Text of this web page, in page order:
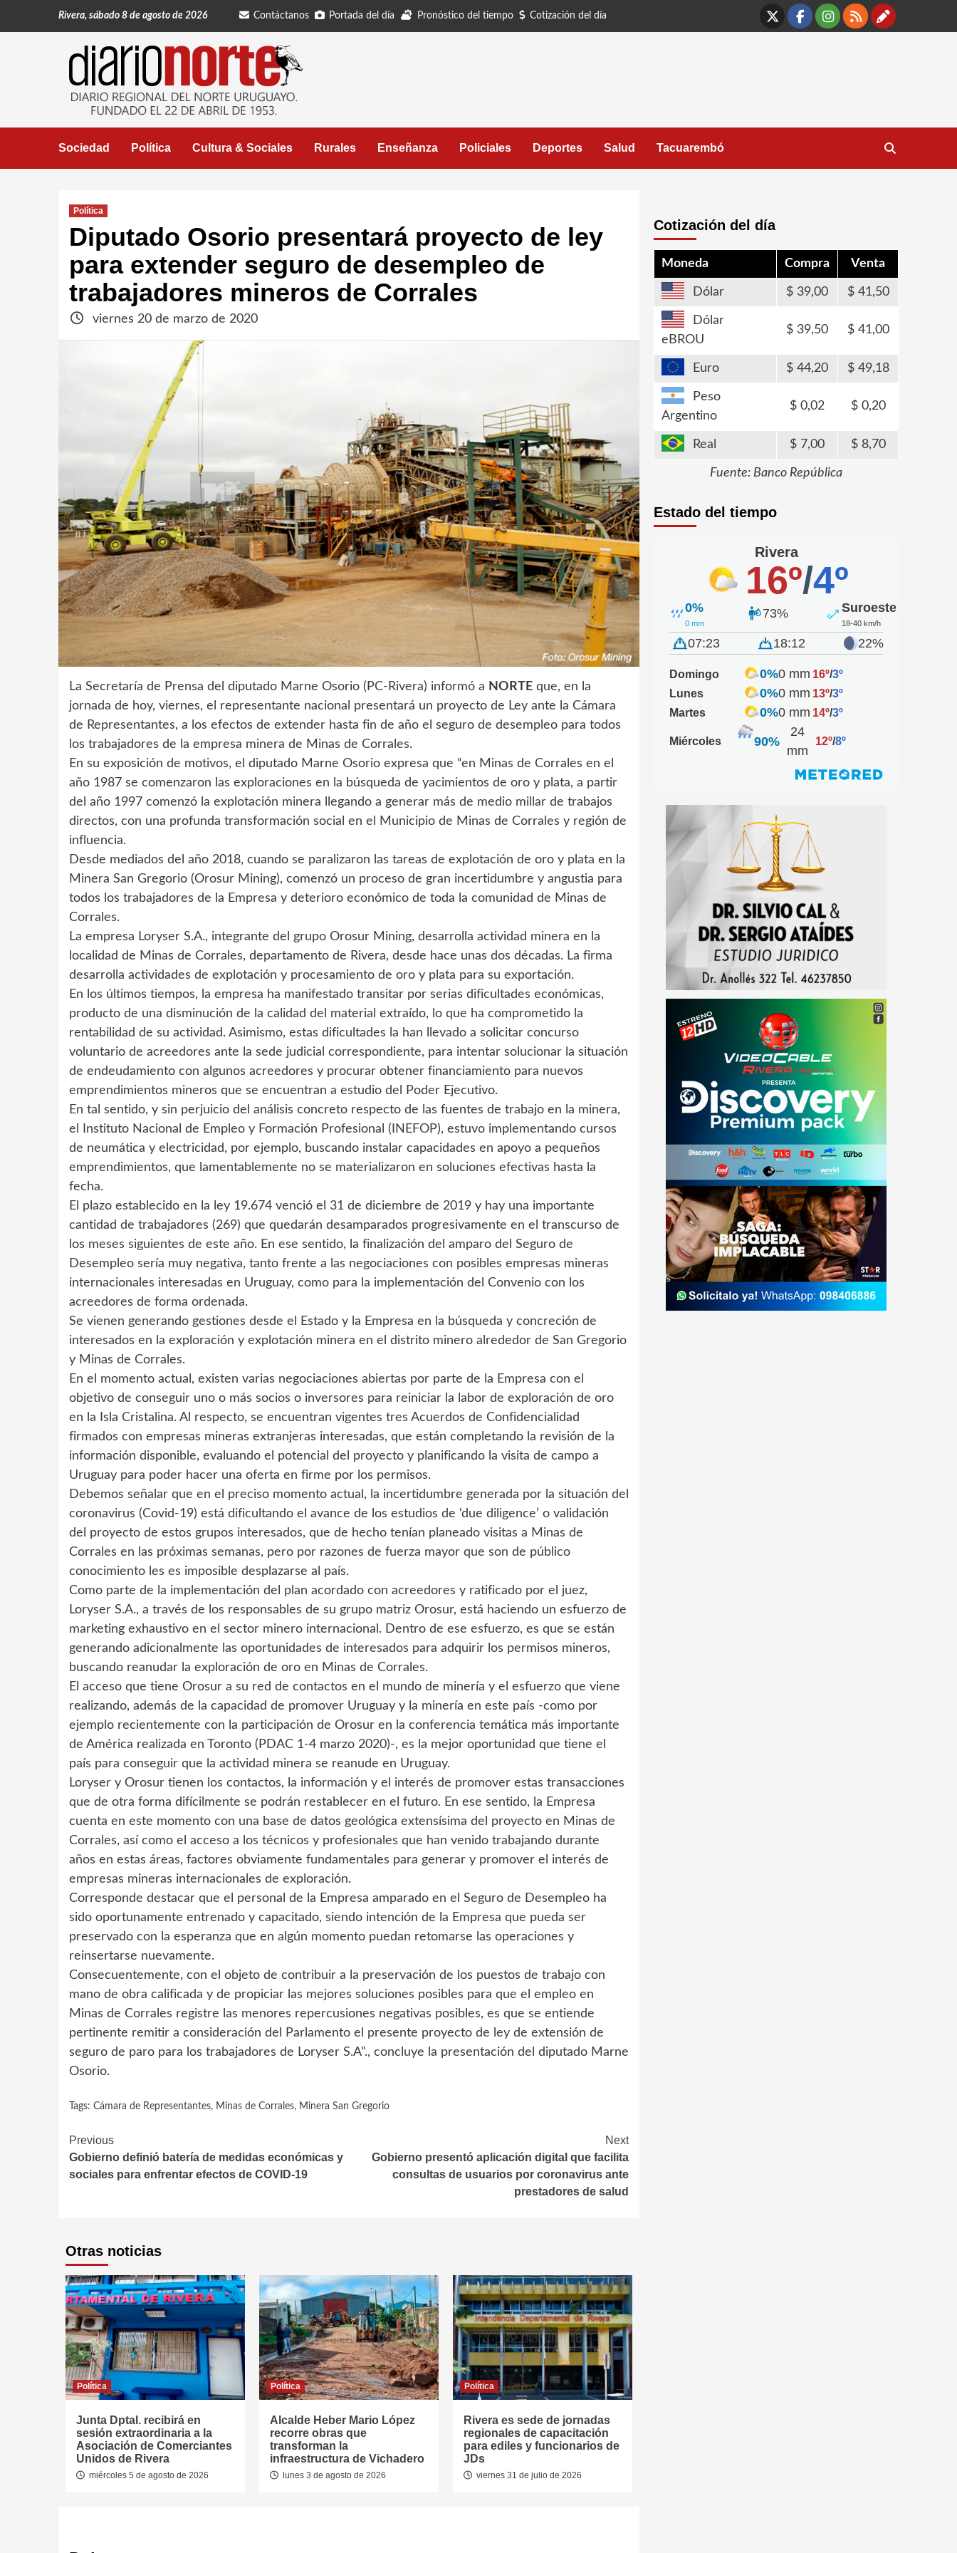
Rivera, sábado 8 de agosto de 2026 Contáctanos Portada del día Pronóstico del tiempo Cotización del día
X Facebook
Instagram
RSS
Sociedad Política Cultura & Sociales Rurales Enseñanza Policiales Deportes Salud Tacuarembó
Política
Diputado Osorio presentará proyecto de ley
para extender seguro de desempleo de
trabajadores mineros de Corrales
viernes 20 de marzo de 2020
La Secretaría de Prensa del diputado Marne Osorio (PC-Rivera) informó a NORTE que, en la
jornada de hoy, viernes, el representante nacional presentará un proyecto de Ley ante la Cámara
de Representantes, a los efectos de extender hasta fin de año el seguro de desempleo para todos
los trabajadores de la empresa minera de Minas de Corrales.
En su exposición de motivos, el diputado Marne Osorio expresa que “en Minas de Corrales en el
año 1987 se comenzaron las exploraciones en la búsqueda de yacimientos de oro y plata, a partir
del año 1997 comenzó la explotación minera llegando a generar más de medio millar de trabajos
directos, con una profunda transformación social en el Municipio de Minas de Corrales y región de
influencia.
Desde mediados del año 2018, cuando se paralizaron las tareas de explotación de oro y plata en la
Minera San Gregorio (Orosur Mining), comenzó un proceso de gran incertidumbre y angustia para
todos los trabajadores de la Empresa y deterioro económico de toda la comunidad de Minas de
Corrales.
La empresa Loryser S.A., integrante del grupo Orosur Mining, desarrolla actividad minera en la
localidad de Minas de Corrales, departamento de Rivera, desde hace unas dos décadas. La firma
desarrolla actividades de explotación y procesamiento de oro y plata para su exportación.
En los últimos tiempos, la empresa ha manifestado transitar por serias dificultades económicas,
producto de una disminución de la calidad del material extraído, lo que ha comprometido la
rentabilidad de su actividad. Asimismo, estas dificultades la han llevado a solicitar concurso
voluntario de acreedores ante la sede judicial correspondiente, para intentar solucionar la situación
de endeudamiento con algunos acreedores y procurar obtener financiamiento para nuevos
emprendimientos mineros que se encuentran a estudio del Poder Ejecutivo.
En tal sentido, y sin perjuicio del análisis concreto respecto de las fuentes de trabajo en la minera,
el Instituto Nacional de Empleo y Formación Profesional (INEFOP), estuvo implementando cursos
de neumática y electricidad, por ejemplo, buscando instalar capacidades en apoyo a pequeños
emprendimientos, que lamentablemente no se materializaron en soluciones efectivas hasta la
fecha.
El plazo establecido en la ley 19.674 venció el 31 de diciembre de 2019 y hay una importante
cantidad de trabajadores (269) que quedarán desamparados progresivamente en el transcurso de
los meses siguientes de este año. En ese sentido, la finalización del amparo del Seguro de
Desempleo sería muy negativa, tanto frente a las negociaciones con posibles empresas mineras
internacionales interesadas en Uruguay, como para la implementación del Convenio con los
acreedores de forma ordenada.
Se vienen generando gestiones desde el Estado y la Empresa en la búsqueda y concreción de
interesados en la exploración y explotación minera en el distrito minero alrededor de San Gregorio
y Minas de Corrales.
En el momento actual, existen varias negociaciones abiertas por parte de la Empresa con el
objetivo de conseguir uno o más socios o inversores para reiniciar la labor de exploración de oro
en la Isla Cristalina. Al respecto, se encuentran vigentes tres Acuerdos de Confidencialidad
firmados con empresas mineras extranjeras interesadas, que están completando la revisión de la
información disponible, evaluando el potencial del proyecto y planificando la visita de campo a
Uruguay para poder hacer una oferta en firme por los permisos.
Debemos señalar que en el preciso momento actual, la incertidumbre generada por la situación del
coronavirus (Covid-19) está dificultando el avance de los estudios de ‘due diligence’ o validación
del proyecto de estos grupos interesados, que de hecho tenían planeado visitas a Minas de
Corrales en las próximas semanas, pero por razones de fuerza mayor que son de público
conocimiento les es imposible desplazarse al país.
Como parte de la implementación del plan acordado con acreedores y ratificado por el juez,
Loryser S.A., a través de los responsables de su grupo matriz Orosur, está haciendo un esfuerzo de
marketing exhaustivo en el sector minero internacional. Dentro de ese esfuerzo, es que se están
generando adicionalmente las oportunidades de interesados para adquirir los permisos mineros,
buscando reanudar la exploración de oro en Minas de Corrales.
El acceso que tiene Orosur a su red de contactos en el mundo de minería y el esfuerzo que viene
realizando, además de la capacidad de promover Uruguay y la minería en este país -como por
ejemplo recientemente con la participación de Orosur en la conferencia temática más importante
de América realizada en Toronto (PDAC 1-4 marzo 2020)-, es la mejor oportunidad que tiene el
país para conseguir que la actividad minera se reanude en Uruguay.
Loryser y Orosur tienen los contactos, la información y el interés de promover estas transacciones
que de otra forma difícilmente se podrán restablecer en el futuro. En ese sentido, la Empresa
cuenta en este momento con una base de datos geológica extensísima del proyecto en Minas de
Corrales, así como el acceso a los técnicos y profesionales que han venido trabajando durante
años en estas áreas, factores obviamente fundamentales para generar y promover el interés de
empresas mineras internacionales de exploración.
Corresponde destacar que el personal de la Empresa amparado en el Seguro de Desempleo ha
sido oportunamente entrenado y capacitado, siendo intención de la Empresa que pueda ser
preservado con la esperanza que en algún momento puedan retomarse las operaciones y
reinsertarse nuevamente.
Consecuentemente, con el objeto de contribuir a la preservación de los puestos de trabajo con
mano de obra calificada y de propiciar las mejores soluciones posibles para que el empleo en
Minas de Corrales registre las menores repercusiones negativas posibles, es que se entiende
pertinente remitir a consideración del Parlamento el presente proyecto de ley de extensión de
seguro de paro para los trabajadores de Loryser S.A”., concluye la presentación del diputado Marne
Osorio.
Tags: Cámara de Representantes, Minas de Corrales, Minera San Gregorio
Continue
Reading
Previous
Gobierno definió batería de medidas económicas y
sociales para enfrentar efectos de COVID-19
Next
Gobierno presentó aplicación digital que facilita
consultas de usuarios por coronavirus ante
prestadores de salud
Otras noticias
Política
Junta Dptal. recibirá en
sesión extraordinaria a la
Asociación de Comerciantes
Unidos de Rivera
miércoles 5 de agosto de 2026
Política
Alcalde Heber Mario López
recorre obras que
transforman la
infraestructura de Vichadero
lunes 3 de agosto de 2026
Política
Rivera es sede de jornadas
regionales de capacitación
para ediles y funcionarios de
JDs
viernes 31 de julio de 2026
Cotización del día
Moneda Compra Venta
Dólar 39,00 41,50
Dólar
eBROU
39,50 41,00
Euro 44,20 49,18
Peso
Argentino
0,02 0,20
Real 7,00 8,70
Fuente: Banco República
Estado del tiempo
Rivera
16º/4º
0%
0 mm
73% Suroeste
18-40 km/h
07:23 18:12 22%
Domingo 0%0 mm 16º/3º
Lunes
0%0 mm 13º/3º
Martes
0%0 mm 14º/3º
Miércoles 90%
24
mm
12º/8º